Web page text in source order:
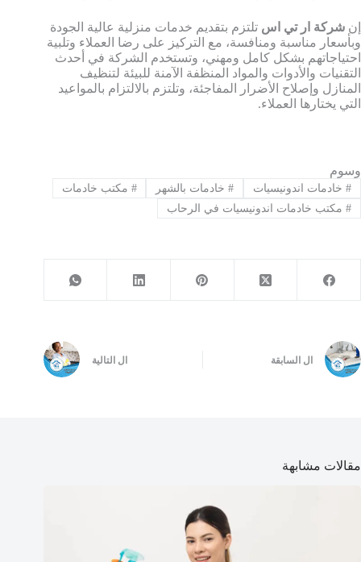
إن شركة ار تي اس تلتزم بتقديم خدمات منزلية عالية الجودة
وبأسعار مناسبة ومنافسة، مع التركيز على رضا العملاء وتلبية
احتياجاتهم بشكل كامل ومهني، وتستخدم الشركة في أحدث
التقنيات والأدوات والمواد المنظفة الآمنة للبيئة لتنظيف
المنازل وإصلاح الأضرار المفاجئة، وتلتزم بالالتزام بالمواعيد
التي يختارها العملاء.
وسوم
#خادمات اندونيسيات #خادمات بالشهر # مكتب خادمات
#مكتب خادمات اندونيسيات في الرحاب
ال السابقة ال التالية
مقالات مشابهة